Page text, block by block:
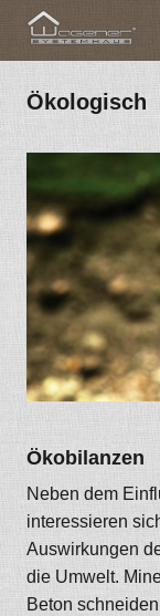
Ökologisch
Ökobilanzen
Neben dem
interessieren
Auswirkungen
die Umwelt.
Beton